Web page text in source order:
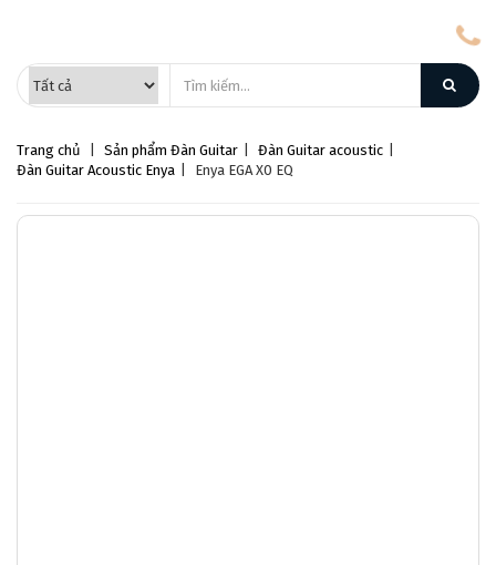
Trang chủ Sản phẩm Đàn Guitar Đàn Guitar acoustic
Đàn Guitar Acoustic Enya
Enya EGA X0 EQ